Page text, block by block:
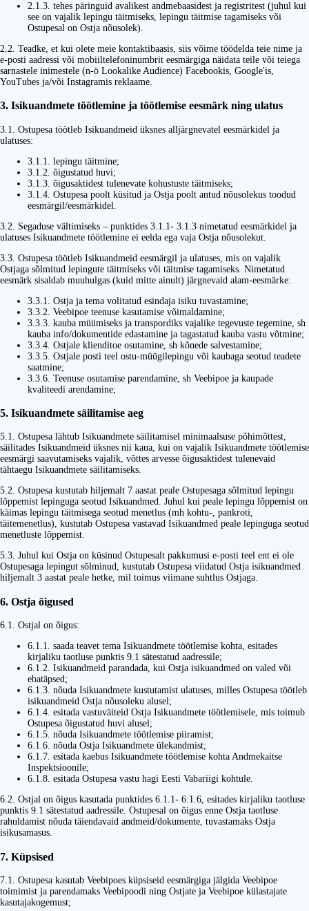
2.1.3. tehes päringuid avalikest andmebaasidest ja registritest (juhul kui
see on vajalik lepingu täitmiseks, lepingu täitmise tagamiseks või
Ostupesal on Ostja nõusolek).
2.2. Teadke, et kui olete meie kontaktibaasis, siis võime töödelda teie nime ja
e-posti aadressi või mobiiltelefoninumbrit eesmärgiga näidata teile või teiega
sarnastele inimestele (n-ö Lookalike Audience) Facebookis, Google'is,
YouTubes ja/või Instagramis reklaame.
3. Isikuandmete töötlemine ja töötlemise eesmärk ning ulatus
3.1. Ostupesa töötleb Isikuandmeid üksnes alljärgnevatel eesmärkidel ja
ulatuses:
3.1.1. lepingu täitmine;
3.1.2. õigustatud huvi;
3.1.3. õigusaktidest tulenevate kohustuste täitmiseks;
3.1.4. Ostupesa poolt küsitud ja Ostja poolt antud nõusolekus toodud
eesmärgil/eesmärkidel.
3.2. Segaduse vältimiseks – punktides 3.1.1- 3.1.3 nimetatud eesmärkidel ja
ulatuses Isikuandmete töötlemine ei eelda ega vaja Ostja nõusolekut.
3.3. Ostupesa töötleb Isikuandmeid eesmärgil ja ulatuses, mis on vajalik
Ostjaga sõlmitud lepingute täitmiseks või täitmise tagamiseks. Nimetatud
eesmärk sisaldab muuhulgas (kuid mitte ainult) järgnevaid alam-eesmärke:
3.3.1. Ostja ja tema volitatud esindaja isiku tuvastamine;
3.3.2. Veebipoe teenuse kasutamise võimaldamine;
3.3.3. kauba müümiseks ja transpordiks vajalike tegevuste tegemine, sh
kauba info/dokumentide edastamine ja tagastatud kauba vastu võtmine;
3.3.4. Ostjale klienditoe osutamine, sh kõnede salvestamine;
3.3.5. Ostjale posti teel ostu-müügilepingu või kaubaga seotud teadete
saatmine;
3.3.6. Teenuse osutamise parendamine, sh Veebipoe ja kaupade
kvaliteedi arendamine;
5. Isikuandmete säilitamise aeg
5.1. Ostupesa lähtub Isikuandmete säilitamisel minimaalsuse põhimõttest,
säilitades Isikuandmeid üksnes nii kaua, kui on vajalik Isikuandmete töötlemise
eesmärgi saavutamiseks vajalik, võttes arvesse õigusaktidest tulenevaid
tähtaegu Isikuandmete säilitamiseks.
5.2. Ostupesa kustutab hiljemalt 7 aastat peale Ostupesaga sõlmitud lepingu
lõppemist lepinguga seotud Isikuandmed. Juhul kui peale lepingu lõppemist on
käimas lepingu täitmisega seotud menetlus (mh kohtu-, pankroti,
täitemenetlus), kustutab Ostupesa vastavad Isikuandmed peale lepinguga seotud
menetluste lõppemist.
5.3. Juhul kui Ostja on küsinud Ostupesalt pakkumusi e-posti teel ent ei ole
Ostupesaga lepingut sõlminud, kustutab Ostupesa viidatud Ostja isikuandmed
hiljemalt 3 aastat peale hetke, mil toimus viimane suhtlus Ostjaga.
6. Ostja õigused
6.1. Ostjal on õigus:
6.1.1. saada teavet tema Isikuandmete töötlemise kohta, esitades
kirjaliku taotluse punktis 9.1 sätestatud aadressile;
6.1.2. Isikuandmeid parandada, kui Ostja isikuandmed on valed või
ebatäpsed;
6.1.3. nõuda Isikuandmete kustutamist ulatuses, milles Ostupesa töötleb
isikuandmeid Ostja nõusoleku alusel;
6.1.4. esitada vastuväiteid Ostja Isikuandmete töötlemisele, mis toimub
Ostupesa õigustatud huvi alusel;
6.1.5. nõuda Isikuandmete töötlemise piiramist;
6.1.6. nõuda Ostja Isikuandmete ülekandmist;
6.1.7. esitada kaebus Isikuandmete töötlemise kohta Andmekaitse
Inspektsioonile;
6.1.8. esitada Ostupesa vastu hagi Eesti Vabariigi kohtule.
6.2. Ostjal on õigus kasutada punktides 6.1.1- 6.1.6, esitades kirjaliku taotluse
punktis 9.1 sätestatud aadressile. Ostupesal on õigus enne Ostja taotluse
rahuldamist nõuda täiendavaid andmeid/dokumente, tuvastamaks Ostja
isikusamasus.
7. Küpsised
7.1. Ostupesa kasutab Veebipoes küpsiseid eesmärgiga jälgida Veebipoe
toimimist ja parendamaks Veebipoodi ning Ostjate ja Veebipoe külastajate
kasutajakogemust;